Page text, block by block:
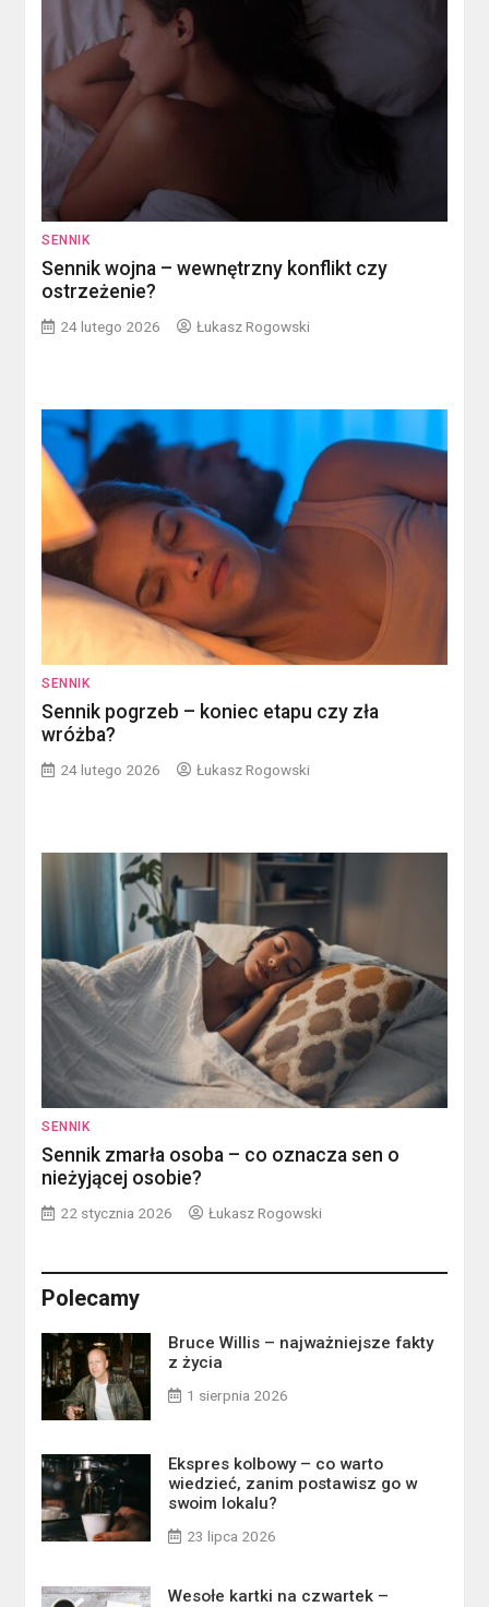
SENNIK
Sennik wojna – wewnętrzny konflikt czy
ostrzeżenie?
24 lutego 2026 Łukasz Rogowski
SENNIK
Sennik pogrzeb – koniec etapu czy zła
wróżba?
24 lutego 2026 Łukasz Rogowski
SENNIK
Sennik zmarła osoba – co oznacza sen o
nieżyjącej osobie?
22 stycznia 2026 Łukasz Rogowski
Polecamy
Bruce Willis – najważniejsze fakty
z życia
1 sierpnia 2026
Ekspres kolbowy – co warto
wiedzieć, zanim postawisz go w
swoim lokalu?
23 lipca 2026
Wesołe kartki na czwartek –